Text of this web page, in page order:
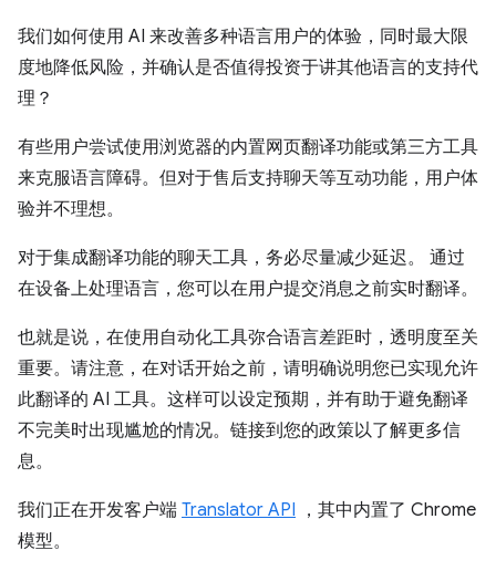
我们如何使用 AI 来改善多种语言用户的体验，同时最大限
度地降低风险，并确认是否值得投资于讲其他语言的支持代
理？
有些用户尝试使用浏览器的内置网页翻译功能或第三方工具
来克服语言障碍。但对于售后支持聊天等互动功能，用户体
验并不理想。
对于集成翻译功能的聊天工具，务必尽量减少延迟。 通过
在设备上处理语言，您可以在用户提交消息之前实时翻译。
也就是说，在使用自动化工具弥合语言差距时，透明度至关
重要。请注意，在对话开始之前，请明确说明您已实现允许
此翻译的 AI 工具。这样可以设定预期，并有助于避免翻译
不完美时出现尴尬的情况。链接到您的政策以了解更多信
息。
我们正在开发客户端 Translator API ，其中内置了 Chrome
模型。